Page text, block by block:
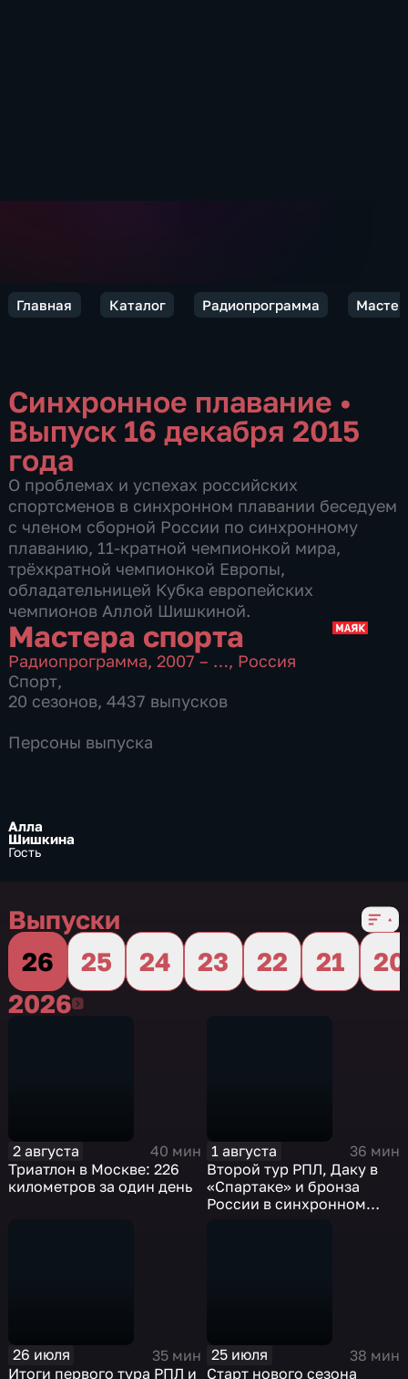
Главная Каталог Радиопрограмма
Синхронное плавание •
Выпуск 16 декабря 2015
года
О проблемах и успехах российских
спортсменов в синхронном плавании беседуем
с членом сборной России по синхронному
плаванию, 11-кратной чемпионкой мира,
трёхкратной чемпионкой Европы,
обладательницей Кубка европейских
чемпионов Аллой Шишкиной.
Мастера спорта
Радиопрограмма,2007 – …, Россия
Спорт,
20 сезонов, 4437 выпусков
Персоны выпуска
Алла
Шишкина
Гость
Выпуски
26
25 24 23 22 21
20
20262026
2 августа
40 мин
Триатлон в Москве: 226
километров за один день
1 августа
36 мин
Второй тур РПЛ, Даку в
«Спартаке» и бронза
России в синхронном
26 июля
35 мин
Итоги первого тура РПЛ и
25 июля
38 мин
Старт нового сезона